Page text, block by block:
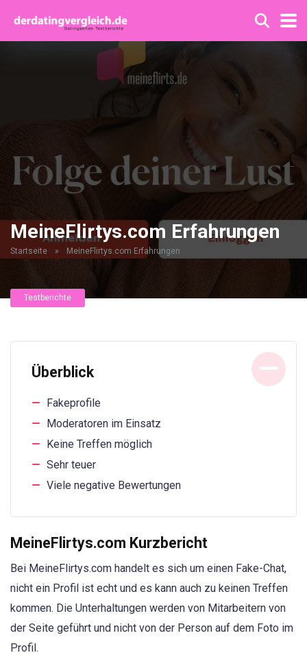
MeineFlirtys.com Erfahrungen
Startseite » MeineFlirtys.com Erfahrungen
Testberichte
Überblick
Fakeprofile
Moderatoren im Einsatz
Keine Treffen möglich
Sehr teuer
Viele negative Bewertungen
MeineFlirtys.com Kurzbericht
Bei MeineFlirtys.com handelt es sich um einen Fake-Chat,
nicht ein Profil ist echt und es kann auch zu keinen Treffen
kommen. Die Unterhaltungen werden von Mitarbeitern von
der Seite geführt und nicht von der Person auf dem Foto im
Profil.